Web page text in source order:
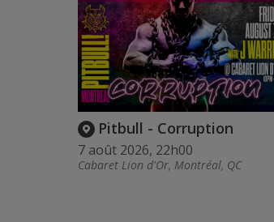
Pitbull - Corruption
7 août 2026, 22h00
Cabaret Lion d'Or, Montréal, QC